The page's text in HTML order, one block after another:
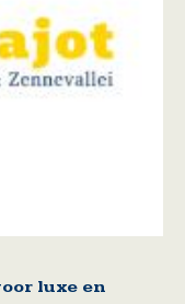
luxe en